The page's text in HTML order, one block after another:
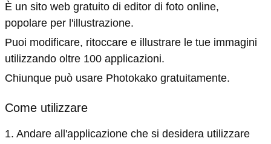
È un sito web gratuito di editor di foto online,
popolare per l'illustrazione.
Puoi modificare, ritoccare e illustrare le tue immagini
utilizzando oltre 100 applicazioni.
Chiunque può usare Photokako gratuitamente.
Come utilizzare
1. Andare all'applicazione che si desidera utilizzare